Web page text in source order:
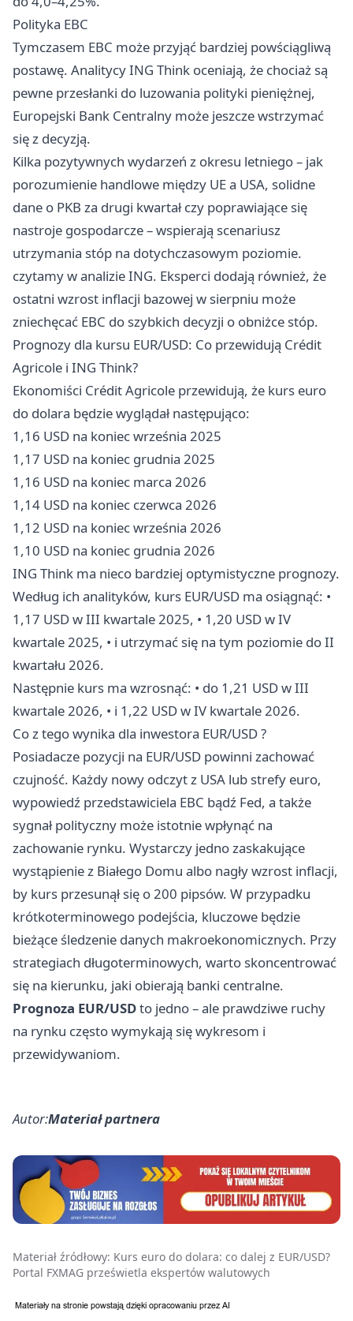
Polityka EBC
Tymczasem EBC może przyjąć bardziej powściągliwą
postawę. Analitycy ING Think oceniają, że chociaż są
pewne przesłanki do luzowania polityki pieniężnej,
Europejski Bank Centralny może jeszcze wstrzymać
się z decyzją.
Kilka pozytywnych wydarzeń z okresu letniego – jak
porozumienie handlowe między UE a USA, solidne
dane o PKB za drugi kwartał czy poprawiające się
nastroje gospodarcze – wspierają scenariusz
utrzymania stóp na dotychczasowym poziomie.
czytamy w analizie ING. Eksperci dodają również, że
ostatni wzrost inflacji bazowej w sierpniu może
zniechęcać EBC do szybkich decyzji o obniżce stóp.
Prognozy dla kursu EUR/USD: Co przewidują Crédit
Agricole i ING Think?
Ekonomiści Crédit Agricole przewidują, że kurs euro
do dolara będzie wyglądał następująco:
1,16 USD na koniec września 2025
1,17 USD na koniec grudnia 2025
1,16 USD na koniec marca 2026
1,14 USD na koniec czerwca 2026
1,12 USD na koniec września 2026
1,10 USD na koniec grudnia 2026
ING Think ma nieco bardziej optymistyczne prognozy.
Według ich analityków, kurs EUR/USD ma osiągnąć: •
1,17 USD w III kwartale 2025, • 1,20 USD w IV
kwartale 2025, • i utrzymać się na tym poziomie do II
kwartału 2026.
Następnie kurs ma wzrosnąć: • do 1,21 USD w III
kwartale 2026, • i 1,22 USD w IV kwartale 2026.
Co z tego wynika dla inwestora EUR/USD ?
Posiadacze pozycji na EUR/USD powinni zachować
czujność. Każdy nowy odczyt z USA lub strefy euro,
wypowiedź przedstawiciela EBC bądź Fed, a także
sygnał polityczny może istotnie wpłynąć na
zachowanie rynku. Wystarczy jedno zaskakujące
wystąpienie z Białego Domu albo nagły wzrost inflacji,
by kurs przesunął się o 200 pipsów. W przypadku
krótkoterminowego podejścia, kluczowe będzie
bieżące śledzenie danych makroekonomicznych. Przy
strategiach długoterminowych, warto skoncentrować
się na kierunku, jaki obierają banki centralne.
Prognoza EUR/USDto jedno – ale prawdziwe ruchy
na rynku często wymykają się wykresom i
przewidywaniom.
Autor:Materiał partnera
Materiał źródłowy: Kurs euro do dolara: co dalej z EUR/USD?
Portal FXMAG prześwietla ekspertów walutowych